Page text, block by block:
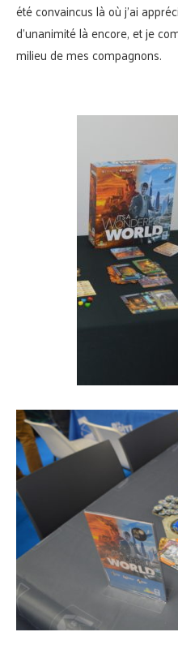
été convaincus là où j’ai
d’unanimité là encore, et je
milieu de mes compagnons.